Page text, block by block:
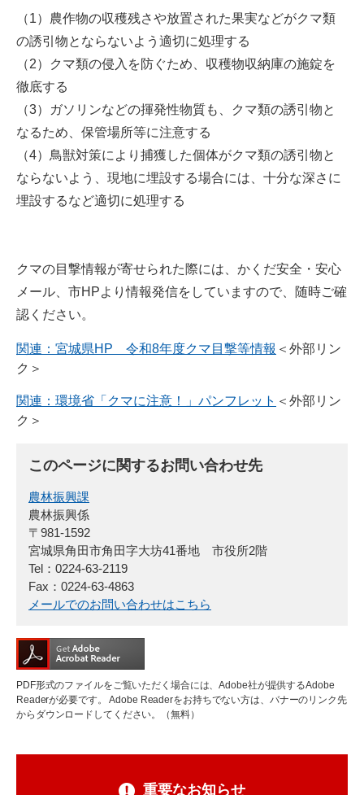
（1）農作物の収穫残さや放置された果実などがクマ類
の誘引物とならないよう適切に処理する
（2）クマ類の侵入を防ぐため、収穫物収納庫の施錠を
徹底する
（3）ガソリンなどの揮発性物質も、クマ類の誘引物と
なるため、保管場所等に注意する
（4）鳥獣対策により捕獲した個体がクマ類の誘引物と
ならないよう、現地に埋設する場合には、十分な深さに
埋設するなど適切に処理する
クマの目撃情報が寄せられた際には、かくだ安全・安心
メール、市HPより情報発信をしていますので、随時ご確
認ください。
関連：宮城県HP 令和8年度クマ目撃等情報 ＜外部リン
ク＞
関連：環境省「クマに注意！」パンフレット ＜外部リン
ク＞
このページに関するお問い合わせ先
農林振興課
農林振興係
〒981-1592
宮城県角田市角田字大坊41番地 市役所2階
Tel：0224-63-2119
Fax：0224-63-4863
メールでのお問い合わせはこちら
PDF形式のファイルをご覧いただく場合には、Adobe社が提供するAdobe
Readerが必要です。
Adobe Readerをお持ちでない方は、バナーのリンク先
からダウンロードしてください。（無料）
重要なお知らせ